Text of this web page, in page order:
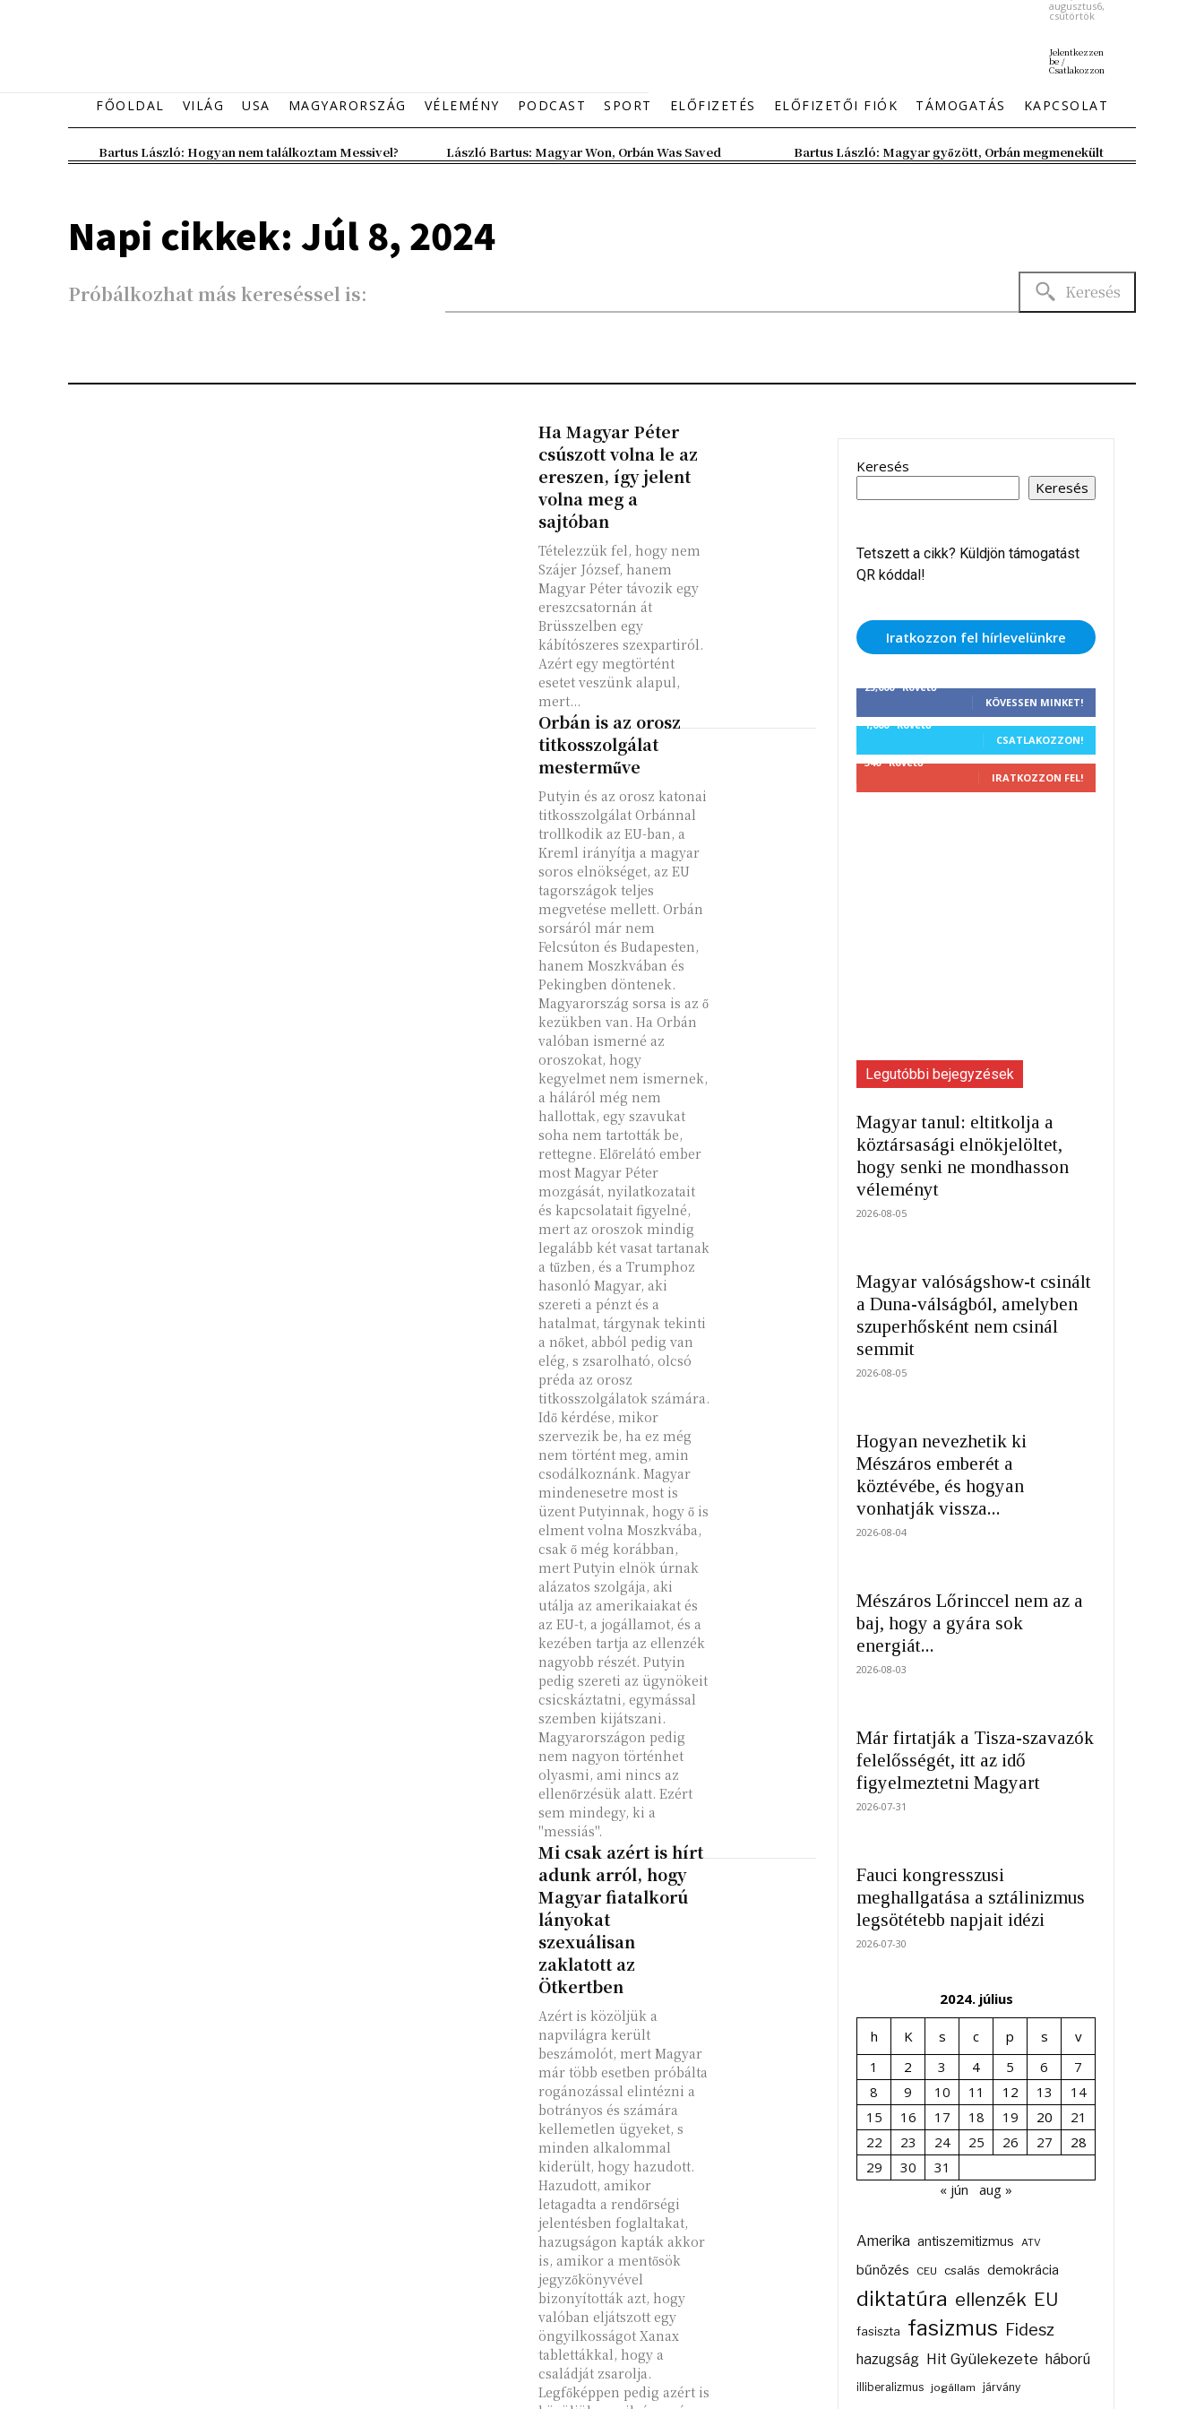
augusztus6,
csütörtök
Jelentkezzen
be /
Csatlakozzon
FŐOLDAL VILÁG USA MAGYARORSZÁG VÉLEMÉNY PODCAST SPORT ELŐFIZETÉS ELŐFIZETŐI FIÓK TÁMOGATÁS KAPCSOLAT
Bartus László: Hogyan nem találkoztam Messivel? László Bartus: Magyar Won, Orbán Was Saved Bartus László: Magyar győzött, Orbán megmenekült
Napi cikkek: Júl 8, 2024
Próbálkozhat más kereséssel is: Keresés
Ha Magyar Péter
csúszott volna le az
ereszen, így jelent
volna meg a
sajtóban
Tételezzük fel, hogy nem
Szájer József, hanem
Magyar Péter távozik egy
ereszcsatornán át
Brüsszelben egy
kábítószeres szexpartiról.
Azért egy megtörtént
esetet veszünk alapul,
mert...
Orbán is az orosz
titkosszolgálat
mesterműve
Putyin és az orosz katonai
titkosszolgálat Orbánnal
trollkodik az EU-ban, a
Kreml irányítja a magyar
soros elnökséget, az EU
tagországok teljes
megvetése mellett. Orbán
sorsáról már nem
Felcsúton és Budapesten,
hanem Moszkvában és
Pekingben döntenek.
Magyarország sorsa is az ő
kezükben van. Ha Orbán
valóban ismerné az
oroszokat, hogy
kegyelmet nem ismernek,
a háláról még nem
hallottak, egy szavukat
soha nem tartották be,
rettegne. Előrelátó ember
most Magyar Péter
mozgását, nyilatkozatait
és kapcsolatait figyelné,
mert az oroszok mindig
legalább két vasat tartanak
a tűzben, és a Trumphoz
hasonló Magyar, aki
szereti a pénzt és a
hatalmat, tárgynak tekinti
a nőket, abból pedig van
elég, s zsarolható, olcsó
préda az orosz
titkosszolgálatok számára.
Idő kérdése, mikor
szervezik be, ha ez még
nem történt meg, amin
csodálkoznánk. Magyar
mindenesetre most is
üzent Putyinnak, hogy ő is
elment volna Moszkvába,
csak ő még korábban,
mert Putyin elnök úrnak
alázatos szolgája, aki
utálja az amerikaiakat és
az EU-t, a jogállamot, és a
kezében tartja az ellenzék
nagyobb részét. Putyin
pedig szereti az ügynökeit
csicskáztatni, egymással
szemben kijátszani.
Magyarországon pedig
nem nagyon történhet
olyasmi, ami nincs az
ellenőrzésük alatt. Ezért
sem mindegy, ki a
"messiás".
Mi csak azért is hírt
adunk arról, hogy
Magyar fiatalkorú
lányokat
szexuálisan
zaklatott az
Ötkertben
Azért is közöljük a
napvilágra került
beszámolót, mert Magyar
már több esetben próbálta
rogánozással elintézni a
botrányos és számára
kellemetlen ügyeket, s
minden alkalommal
kiderült, hogy hazudott.
Hazudott, amikor
letagadta a rendőrségi
jelentésben foglaltakat,
hazugságon kapták akkor
is, amikor a mentősök
jegyzőkönyvével
bizonyították azt, hogy
valóban eljátszott egy
öngyilkosságot Xanax
tablettákkal, hogy a
családját zsarolja.
Legfőképpen pedig azért is
Keresés
Keresés
Tetszett a cikk? Küldjön támogatást
QR kóddal!
Iratkozzon fel hírlevelünkre
25,000 Követő
KÖVESSEN MINKET!
1,000 Követő
CSATLAKOZZON!
340 Követő
IRATKOZZON FEL!
Legutóbbi bejegyzések
Magyar tanul: eltitkolja a
köztársasági elnökjelöltet,
hogy senki ne mondhasson
véleményt
2026-08-05
Magyar valóságshow-t csinált
a Duna-válságból, amelyben
szuperhősként nem csinál
semmit
2026-08-05
Hogyan nevezhetik ki
Mészáros emberét a
köztévébe, és hogyan
vonhatják vissza...
2026-08-04
Mészáros Lőrinccel nem az a
baj, hogy a gyára sok
energiát...
2026-08-03
Már firtatják a Tisza-szavazók
felelősségét, itt az idő
figyelmeztetni Magyart
2026-07-31
Fauci kongresszusi
meghallgatása a sztálinizmus
legsötétebb napjait idézi
2026-07-30
2024. július
h K s c p s
v
1
2 3 4 5 6
7
8
9 10 11 12 13
14
15
16 17 18 19 20
21
22
23 24 25 26 27
28
29
30
31
« jún
aug »
Amerika antiszemitizmus ATV
bűnözés CEU csalás demokrácia
diktatúra ellenzék EU
fasiszta fasizmus Fidesz
hazugság Hit Gyülekezete háború
illiberalizmus jogállam járvány